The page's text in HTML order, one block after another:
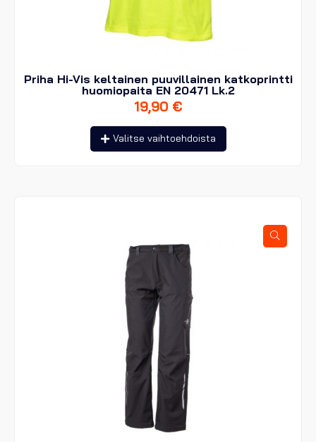
Priha Hi-Vis keltainen puuvillainen katkoprintti
huomiopaita EN 20471 Lk.2
19,90 €
Valitse vaihtoehdoista
Tällä
tuotteella
tuotteen